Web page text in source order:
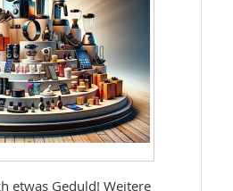
etwas Geduld! Weitere